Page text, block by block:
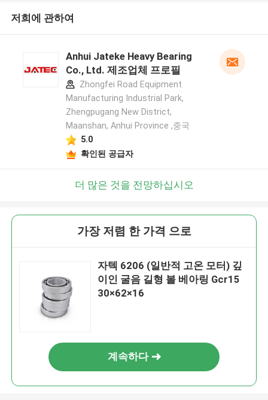
저희에 관하여
Anhui Jateke Heavy Bearing
Co., Ltd. 제조업체 프로필
Zhongfei Road Equipment
Manufacturing Industrial Park,
Zhengpugang New District,
Maanshan, Anhui Province ,중국
5.0
확인된 공급자
더 많은 것을 전망하십시오
가장 저렴 한 가격 으로
자텍 6206 (일반적 고온 모터) 깊
이인 굴음 길형 볼 베아링 Gcr15
30×62×16
계속하다